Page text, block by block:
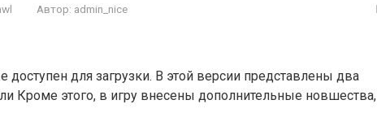
Автор: admin_nice
доступен для загрузки. В этой версии представлены два
Кроме этого, в игру внесены дополнительные новшества,